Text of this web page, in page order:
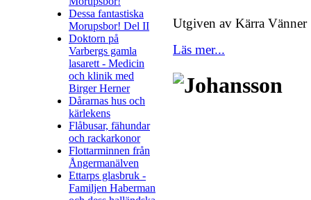
Dessa fantastiska
Morupsbor! Del II
Doktorn på
Varbergs gamla
lasarett - Medicin
och klinik med
Birger Herner
Dårarnas hus och
kärlekens
Flåbusar, fähundar
och rackarkonor
Flottarminnen från
Ångermanälven
Ettarps glasbruk -
Familjen Haberman
Utgiven av Kärra Vänner
Läs mer...